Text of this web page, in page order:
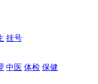
挂号
中医 体检 保健